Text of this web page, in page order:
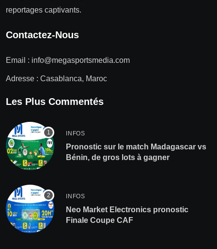
reportages captivants.
Contactez-Nous
Email : info@megasportsmedia.com
Adresse : Casablanca, Maroc
Les Plus Commentés
INFOS
Pronostic sur le match Madagascar vs
Bénin, de gros lots à gagner
INFOS
Neo Market Electronics pronostic
Finale Coupe CAF